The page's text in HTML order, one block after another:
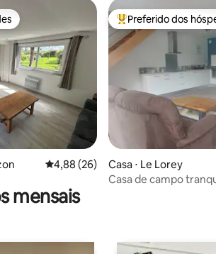
avaliações
4,88 de uma avaliação média de 5,
4,88 (26)
Entre os melhores
Preferido dos
Casa ⋅ Le Lorey
Casa de
mensais